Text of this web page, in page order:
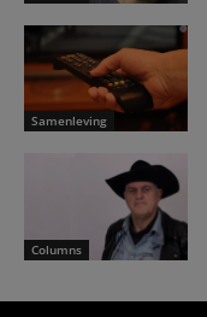
Samenleving
Columns